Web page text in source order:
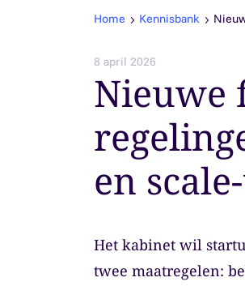
Payroll &
Accountancy
Home Kennisbank
8 april 2026
Nieuwe
en
Het kabinet wil
twee maatregelen: